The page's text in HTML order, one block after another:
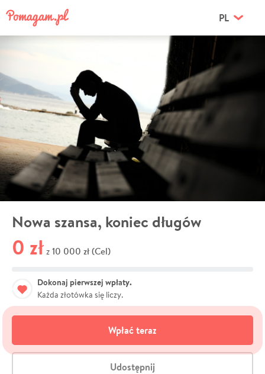
PL
Nowa szansa, koniec długów
0 zł z 10 000 zł (Cel)
Dokonaj pierwszej wpłaty.
Każda złotówka się liczy.
Wpłać teraz
Udostępnij